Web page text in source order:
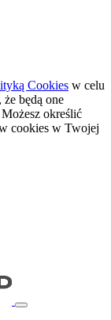
Cookies w celu
będą one
określić
cookies w Twojej